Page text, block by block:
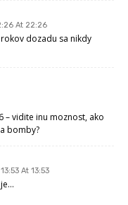
At 22:26
dozadu sa nikdy
– vidite inu moznost, ako
bomby?
At 13:53